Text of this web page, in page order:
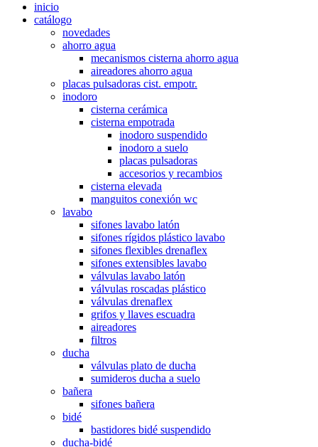
inicio
catálogo
novedades
ahorro agua
mecanismos cisterna ahorro agua
aireadores ahorro agua
placas pulsadoras cist. empotr.
inodoro
cisterna cerámica
cisterna empotrada
inodoro suspendido
inodoro a suelo
placas pulsadoras
accesorios y recambios
cisterna elevada
manguitos conexión wc
lavabo
sifones lavabo latón
sifones rígidos plástico lavabo
sifones flexibles drenaflex
sifones extensibles lavabo
válvulas lavabo latón
válvulas roscadas plástico
válvulas drenaflex
grifos y llaves escuadra
aireadores
filtros
ducha
válvulas plato de ducha
sumideros ducha a suelo
bañera
sifones bañera
bidé
bastidores bidé suspendido
ducha-bidé